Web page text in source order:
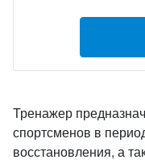
Тренажер
спортсменов в
восстановления, а